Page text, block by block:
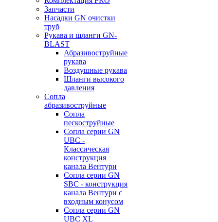
Запчасти
Насадки GN очистки
труб
Рукава и шланги GN-
BLAST
Абразивоструйные
рукава
Воздушные рукава
Шланги высокого
давления
Сопла
абразивоструйные
Сопла
пескоструйные
Сопла серии GN
UBC -
Классическая
конструкция
канала Вентури
Сопла серии GN
SBC - конструкция
канала Вентури c
входным конусом
Сопла серии GN
UBC XL